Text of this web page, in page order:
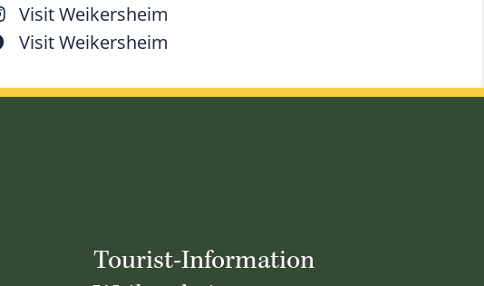
Visit Weikersheim
Visit Weikersheim
Tourist-Information